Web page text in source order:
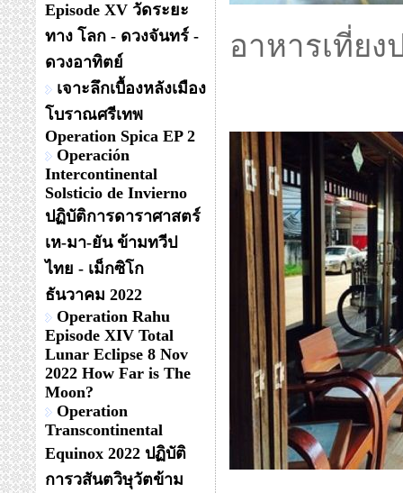
Episode XV วัดระยะ
ทาง โลก - ดวงจันทร์ -
ดวงอาทิตย์
เจาะลึกเบื้องหลังเมือง
โบราณศรีเทพ
Operation Spica EP 2
Operación
Intercontinental
Solsticio de Invierno
ปฏิบัติการดาราศาสตร์
เห-มา-ยัน ข้ามทวีป
ไทย - เม็กซิโก
ธันวาคม 2022
Operation Rahu
Episode XIV Total
Lunar Eclipse 8 Nov
2022 How Far is The
Moon?
Operation
Transcontinental
Equinox 2022 ปฏิบัติ
การวสันตวิษุวัตข้าม
อาหารเที่ยง